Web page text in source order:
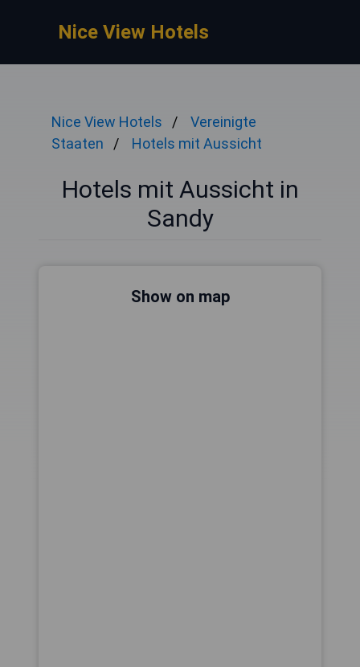
Nice View Hotels
Nice View Hotels
Vereinigte
Staaten
Hotels mit Aussicht
Hotels mit Aussicht in
Sandy
Show on map